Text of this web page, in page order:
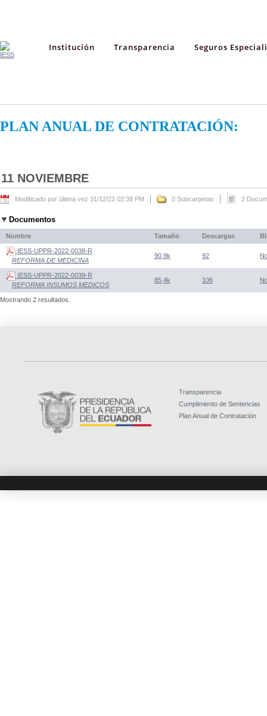
Institución Transparencia Seguros
PLAN ANUAL DE CONTRATACIÓN:
11 NOVIEMBRE
Modificado por última vez 31/12/22 02:38 PM 0 Subcarpetas 2
Documentos
Nombre Tamaño Descargas
IESS-UPPR-2022-0038-R
REFORMA DE MEDICINA
90,9k 92
IESS-UPPR-2022-0039-R
REFORMA INSUMOS MEDICOS
85,4k 106
Mostrando 2 resultados.
Transparencia
Cumplimiento de Sentencias
Plan Anual de Contratación